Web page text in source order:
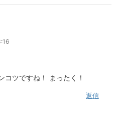
コツですね！ まったく！
返信